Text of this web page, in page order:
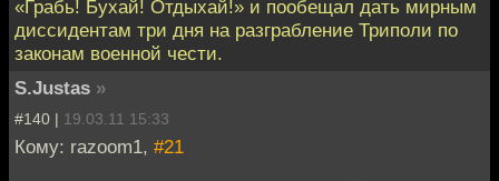
«Грабь! Бухай! Отдыхай!» и пообещал дать мирным
диссидентам три дня на разграбление Триполи по
законам военной чести.
S.Justas »
#140 | 19.03.11 15:33
Кому: razoom1, #21